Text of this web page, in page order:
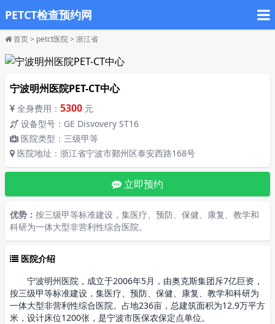
PETCT检查预约网
首页> petct医院> 浙江省
宁波明州医院PET-CT中心
全身费用： 5300 元
设备型号：GE Disvovery ST16
医院类型：三级甲等
医院地址：浙江省宁波市鄞州区泰安西路168号
立即预约
优势： 按三级甲等标准建设，集医疗、预防、保健、康复、教学和
科研为一体大型非营利性综合医院。
医院介绍
宁波明州医院，成立于2006年5月，由奥克斯集团斥7亿巨资，
按三级甲等标准建设，集医疗、预防、保健、康复、教学和科研为
一体大型非营利性综合医院。占地236亩，总建筑面积为12.9万平方
米，设计床位1200张，是宁波市医保农保定点单位。